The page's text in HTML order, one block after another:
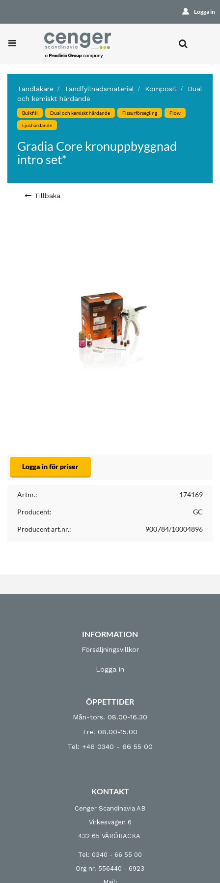
Logga in
Tandläkare Tandfyllnadsmaterial Komposit
Dual
och kemiskt härdande
Bulkfill Dual och kemiskt härdande Fissurförsegling Flow
Ljushärdande
Gradia Core kronuppbyggnad
intro set*
Tillbaka
Logga in för priser
Artnr.: 174169
Producent: GC
Producent art.nr.: 900784/10004896
INFORMATION
Försäljningsvillkor
Logga in
ÖPPETTIDER
Mån-tors. 08.00-16.30
Fre. 08.00-15.00
Tel: +46 0340 - 66 55 00
KONTAKT
Cenger Scandinavia AB
Virkesvägen 6
432 65 VÄRÖBACKA
Tel: 0340 - 66 55 00
Org nr. 556440 - 6923